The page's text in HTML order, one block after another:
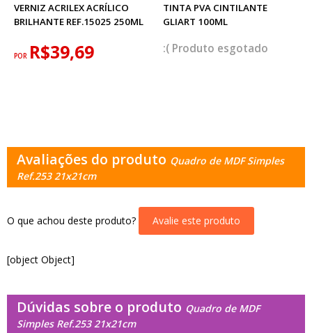
VERNIZ ACRILEX ACRÍLICO
BRILHANTE REF.15025 250ML
POR R$39,69
TINTA PVA CINTILANTE
GLIART 100ML
esgotado
Avaliações do produto Quadro de MDF Simples
Ref.253 21x21cm
O que achou deste produto? Avalie este produto
[object Object]
Dúvidas sobre o produto Quadro de MDF
Simples Ref.253 21x21cm